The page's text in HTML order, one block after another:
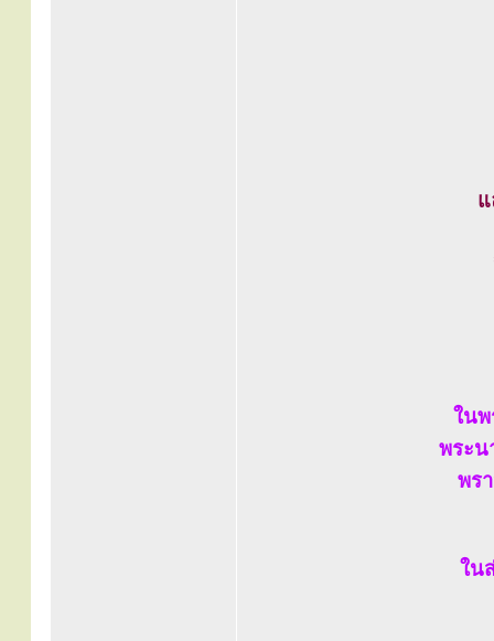
ในพ
พระน
พร
ใน